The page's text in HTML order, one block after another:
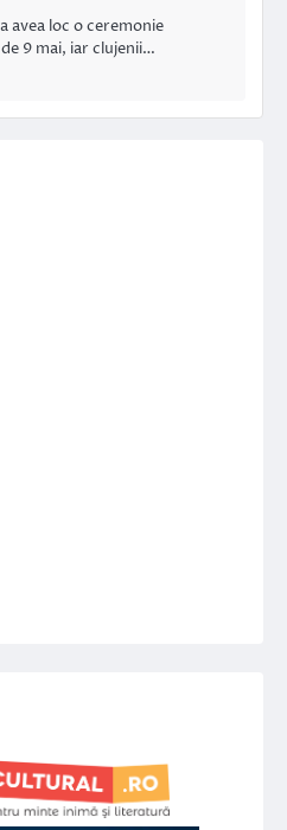
avea loc o ceremonie
9 mai, iar clujenii…